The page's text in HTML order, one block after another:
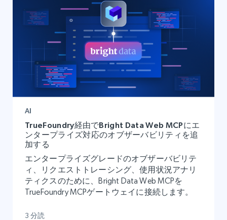
AI
TrueFoundry経由でBright Data Web MCPにエ
ンタープライズ対応のオブザーバビリティを追
加する
エンタープライズグレードのオブザーバビリテ
ィ、リクエストトレーシング、使用状況アナリ
ティクスのために、Bright Data Web MCPを
TrueFoundry MCPゲートウェイに接続します。
3 分読